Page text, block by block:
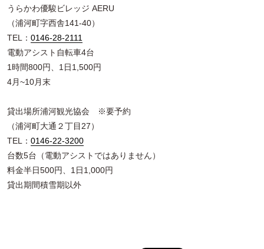
うらかわ優駿ビレッジ AERU
（浦河町字西舎141-40）
TEL： 0146-28-2111
電動アシスト自転車4台
1時間800円、1日1,500円
4月~10月末
貸出場所浦河観光協会 ※要予約
（浦河町大通２丁目27）
TEL： 0146-22-3200
台数5台（電動アシストではありません）
料金半日500円、1日1,000円
貸出期間積雪期以外